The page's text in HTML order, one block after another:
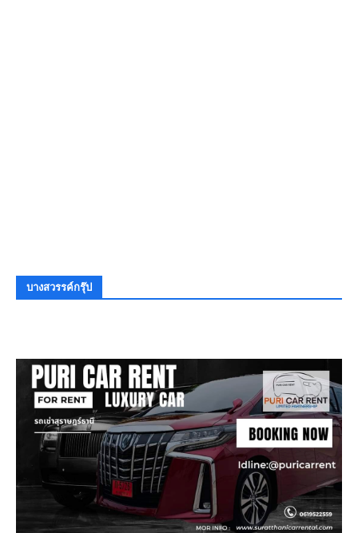
บางสวรรค์กรุ๊ป